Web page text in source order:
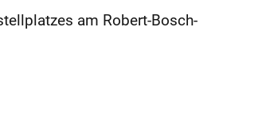
am Robert-Bosch-